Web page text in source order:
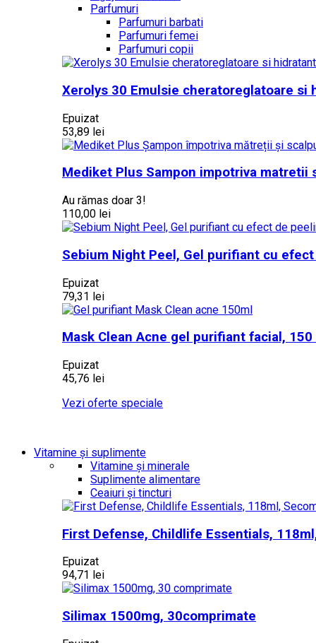
Parfumuri
Parfumuri barbati
Parfumuri femei
Parfumuri copii
Xerolys 30 Emulsie cheratoreglatoare si
Epuizat
53,89 lei
Mediket Plus Sampon impotriva
Au rămas doar 3!
110,00 lei
Sebium Night Peel, Gel purifiant cu
Epuizat
79,31 lei
Mask Clean Acne gel purifiant facial,
Epuizat
45,76 lei
Vezi oferte speciale
Vitamine și suplimente
Vitamine și minerale
Suplimente alimentare
Ceaiuri și tincturi
First Defense, Childlife Essentials,
Epuizat
94,71 lei
Silimax 1500mg, 30comprimate